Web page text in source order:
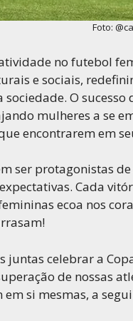
Foto:
no futebol
e sociais,
sociedade. O
mulheres a se
encontrarem em
ser protagonistas
Cada
ecoa nos
juntas celebrar a
de nossas
si mesmas, a